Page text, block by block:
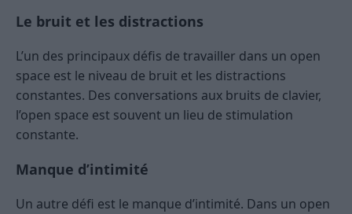
Le bruit et les distractions
L’un des principaux défis de travailler dans un open
space est le niveau de bruit et les distractions
constantes. Des conversations aux bruits de clavier,
l’open space est souvent un lieu de stimulation
constante.
Manque d’intimité
Un autre défi est le manque d’intimité. Dans un open